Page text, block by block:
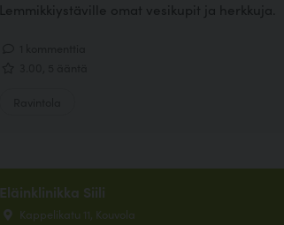
Lemmikkiystäville omat vesikupit ja herkkuja.
Eläinklinikka Siili
Kappelikatu 11, Kouvola